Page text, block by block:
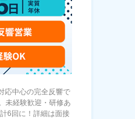
応中心の完全反響で
未経験歓迎・研修あ
6回に！詳細は面接